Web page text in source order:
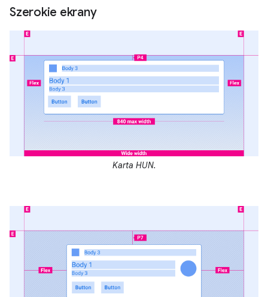
Szerokie ekrany
Karta HUN.